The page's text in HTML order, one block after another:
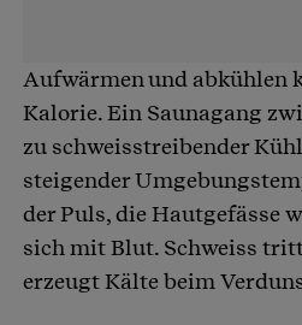
Aufwärmen und abkühlen
Kalorie. Ein Saunagang
zu schweisstreibender
steigender
der Puls, die Hautgefässe
sich mit Blut. Schweiss
erzeugt Kälte beim